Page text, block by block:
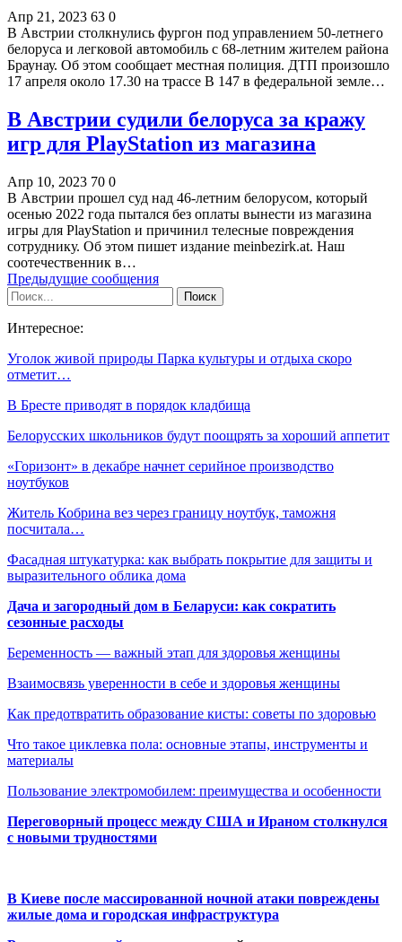
Апр 21, 2023 63 0
В Австрии столкнулись фургон под управлением 50-летнего
белоруса и легковой автомобиль с 68-летним жителем района
Браунау. Об этом сообщает местная полиция. ДТП произошло
17 апреля около 17.30 на трассе B 147 в федеральной земле…
В Австрии судили белоруса за кражу
игр для PlayStation из магазина
Апр 10, 2023 70 0
В Австрии прошел суд над 46-летним белорусом, который
осенью 2022 года пытался без оплаты вынести из магазина
игры для PlayStation и причинил телесные повреждения
сотруднику. Об этом пишет издание meinbezirk.at. Наш
соотечественник в…
Предыдущие сообщения
Интересное:
Уголок живой природы Парка культуры и отдыха скоро
отметит…
В Бресте приводят в порядок кладбища
Белорусских школьников будут поощрять за хороший аппетит
«Горизонт» в декабре начнет серийное производство
ноутбуков
Житель Кобрина вез через границу ноутбук, таможня
посчитала…
Фасадная штукатурка: как выбрать покрытие для защиты и
выразительного облика дома
Дача и загородный дом в Беларуси: как сократить
сезонные расходы
Беременность — важный этап для здоровья женщины
Взаимосвязь уверенности в себе и здоровья женщины
Как предотвратить образование кисты: советы по здоровью
Что такое циклевка пола: основные этапы, инструменты и
материалы
Пользование электромобилем: преимущества и особенности
Переговорный процесс между США и Ираном столкнулся
с новыми трудностями
В Киеве после массированной ночной атаки повреждены
жилые дома и городская инфраструктура